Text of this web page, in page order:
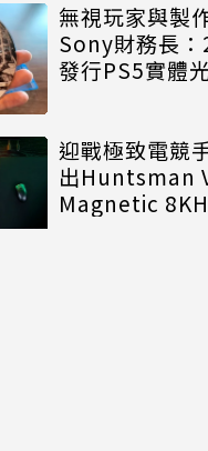
無視玩家與製
Sony財務長
發行PS5實體
迎戰極致電競
出Huntsman
Magnetic